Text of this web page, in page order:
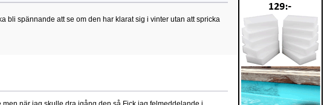
bli spännande att se om den har klarat sig i vinter utan att spricka